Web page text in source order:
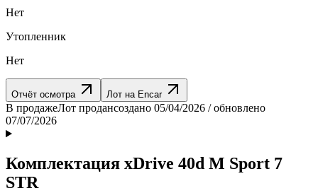
Нет
Утопленник
Нет
Отчёт осмотра Лот на Encar
В продажеЛот продансоздано 05/04/2026 / обновлено
07/07/2026
Комплектация xDrive 40d M Sport 7
STR